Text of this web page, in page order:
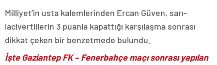
Milliyet’in usta kalemlerinden Ercan Güven, sarı-
lacivertlilerin 3 puanla kapattığı karşılaşma sonrası
dikkat çeken bir benzetmede bulundu.
İşte Gaziantep FK – Fenerbahçe maçı sonrası yapılan